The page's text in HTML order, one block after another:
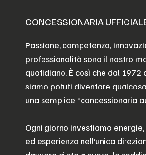
CONCESSIONARIA
Passione, competenza,
professionalità sono il nostro
quotidiano. È così che dal 1972
siamo potuti diventare
una semplice “concessionaria
Ogni giorno investiamo energie,
ed esperienza nell’unica